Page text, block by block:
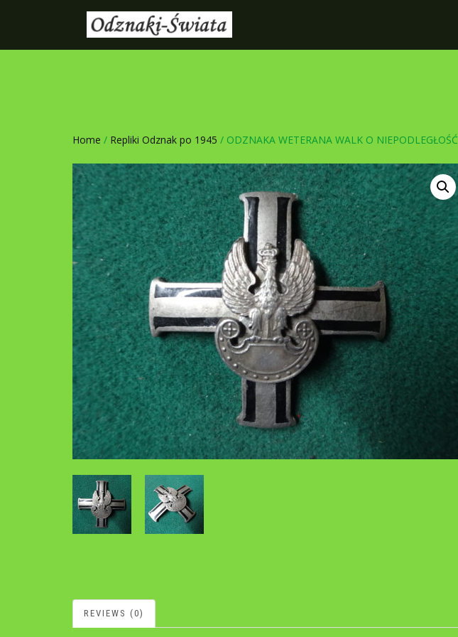
Home / Repliki Odznak po 1945 / ODZNAKA WETERANA WALK O NIEPODLEGŁOŚĆ
REVIEWS (0)